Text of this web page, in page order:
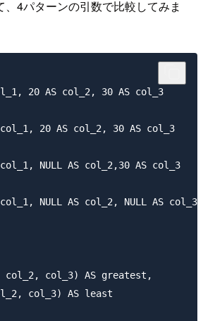
4パターンの引数で比較してみま
20 AS col_2, 30 AS col_3
20 AS col_2, 30 AS col_3
NULL AS col_2,30 AS col_3
NULL AS col_2, NULL AS col_3
col_2, col_3) AS greatest,
col_3) AS least